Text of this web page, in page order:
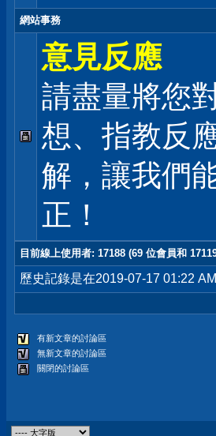
網站事務
意見反應
請盡量將您
想、指教反
解，讓我們
正！
目前線上使用者: 17188 (69 位會員和
歷史記錄是在2019-07-17 01:22
有新文章的討論區
無新文章的討論區
關閉的討論區